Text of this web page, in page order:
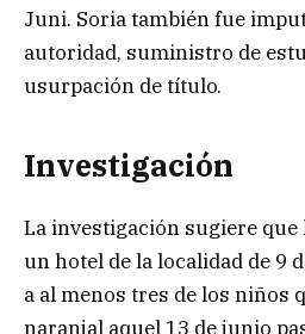
Juni. Soria también fue
autoridad, suministro de
usurpación de título.
Investigación
La investigación sugiere que
un hotel de la localidad de 9
a al menos tres de los niños
naranjal aquel 13 de junio